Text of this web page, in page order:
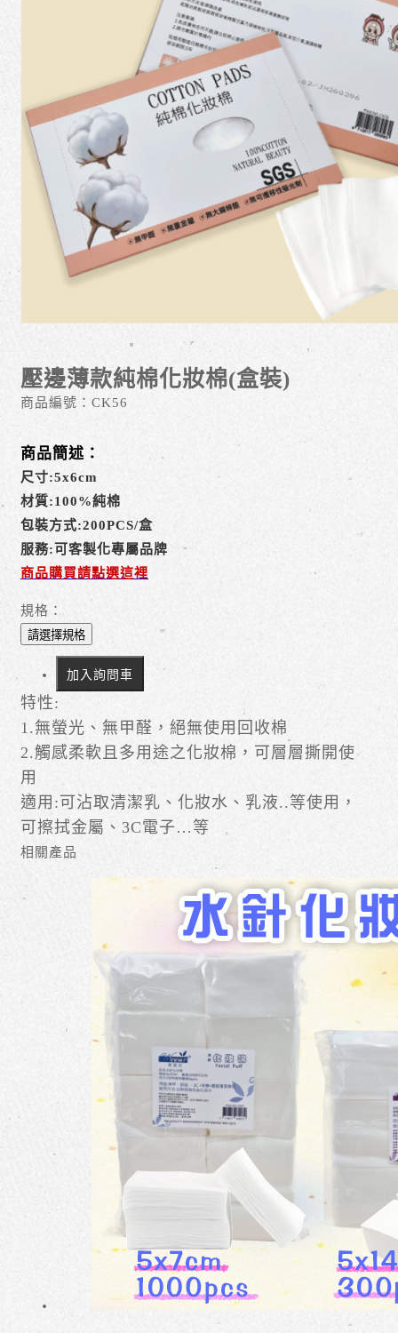
壓邊薄款純棉化妝棉(盒裝)
商品編號： CK56
商品簡述：
尺寸:5x6cm
材質:100%純棉
包裝方式:200PCS/盒
服務:可客製化專屬品牌
商品購買請點選這裡
規格：
請選擇規格
加入詢問車
特性:
1.無螢光、無甲醛，絕無使用回收棉
2.觸感柔軟且多用途之化妝棉，可層層撕開使
用
適用:可沾取清潔乳、化妝水、乳液..等使用，
可擦拭金屬、3C電子…等
相關產品